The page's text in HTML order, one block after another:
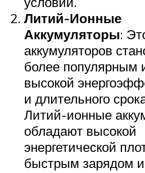
Литий-Ионные
Аккумуляторы:
аккумуляторов
более популярным
высокой
и длительного
Литий-ионные
обладают высокой
энергетической
быстрым зарядом